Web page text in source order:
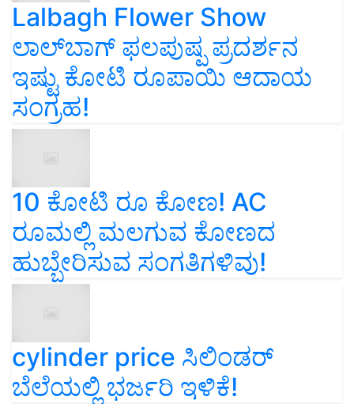
Lalbagh Flower Show
ಲಾಲ್‌ಬಾಗ್ ಫಲಪುಷ್ಪ ಪ್ರದರ್ಶನ
ಇಷ್ಟು ಕೋಟಿ ರೂಪಾಯಿ ಆದಾಯ
ಸಂಗ್ರಹ!
10 ಕೋಟಿ ರೂ ಕೋಣ! AC
ರೂಮಲ್ಲಿ ಮಲಗುವ ಕೋಣದ
ಹುಬ್ಬೇರಿಸುವ ಸಂಗತಿಗಳಿವು!
cylinder price ಸಿಲಿಂಡರ್‌
ಬೆಲೆಯಲ್ಲಿ ಭರ್ಜರಿ ಇಳಿಕೆ!